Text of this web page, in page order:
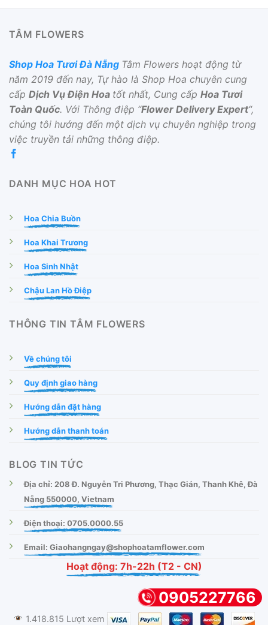
TÂM FLOWERS
Shop Hoa Tươi Đà Nẵng Tâm Flowers hoạt động từ
năm 2019 đến nay, Tự hào là Shop Hoa chuyên cung
cấp Dịch Vụ Điện Hoa tốt nhất, Cung cấp Hoa Tươi
Toàn Quốc. Với Thông điệp “Flower Delivery Expert“,
chúng tôi hướng đến một dịch vụ chuyên nghiệp trong
việc truyền tải những thông điệp.
DANH MỤC HOA HOT
Hoa Chia Buồn
Hoa Khai Trương
Hoa Sinh Nhật
Chậu Lan Hồ Điệp
THÔNG TIN TÂM FLOWERS
Về chúng tôi
Quy định giao hàng
Hướng dẫn đặt hàng
Hướng dẫn thanh toán
BLOG TIN TỨC
Địa chỉ: 208 Đ. Nguyễn Tri Phương, Thạc Gián, Thanh Khê, Đà
Nẵng 550000, Vietnam
Điện thoại: 0705.0000.55
Email: Giaohangngay@shophoatamflower.com
Hoạt động: 7h-22h (T2 - CN)
1.418.815 Lượt xem
0905227766